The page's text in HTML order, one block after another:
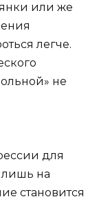
или же
легче.
не
для
лишь на
становится